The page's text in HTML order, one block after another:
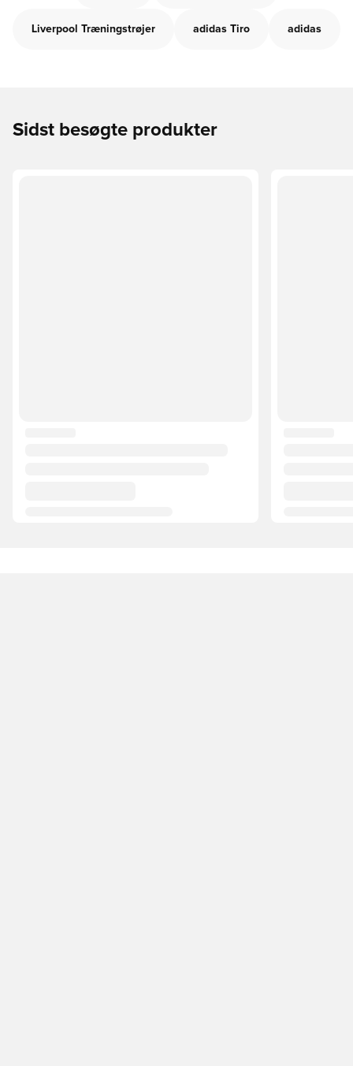
Liverpool Træningstrøjer adidas Tiro adidas
Sidst besøgte produkter